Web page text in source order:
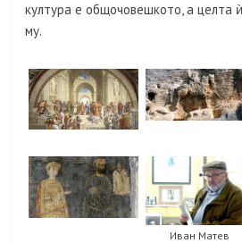
култура е общочовешкото, а целта
му.
Иван Матев